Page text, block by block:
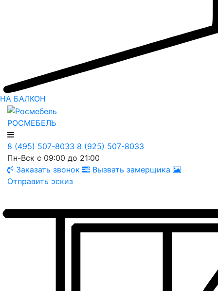
НА БАЛКОН
РОСМЕБЕЛЬ
8 (495) 507-8033 8 (925) 507-8033
Пн-Вск с 09:00 до 21:00
Заказать звонок
Вызвать замерщика
Отправить эскиз